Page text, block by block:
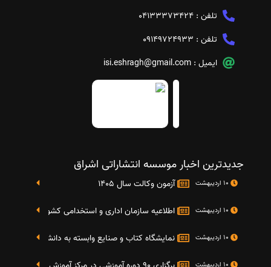
تلفن : 04133373424
تلفن : 09149724933
ایمیل : isi.eshragh@gmail.com
جدیدترین اخبار موسسه انتشاراتی اشراق
آزمون وکالت سال 1405
اطلاعیه سازمان اداری و استخدامی کشور در خصوص
نمایشگاه کتاب و صنایع وابسته به دانشگاه صنعتی شریف 4 الی 8 مهر